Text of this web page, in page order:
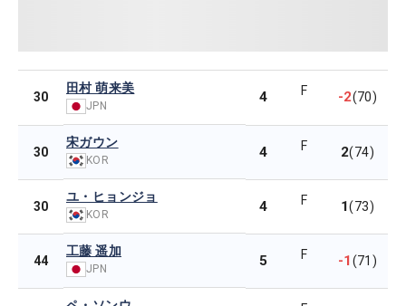
30
田村 萌来美
JPN
4 F -2(70)
30
宋ガウン
KOR 4 F 2(74)
30
ユ・ヒョンジョ
KOR 4 F 1(73)
44
工藤 遥加
JPN 5 F -1(71)